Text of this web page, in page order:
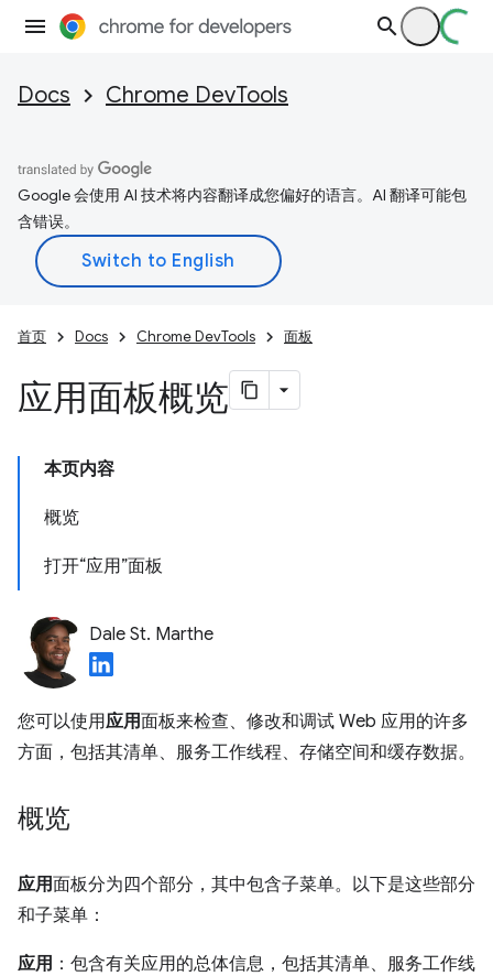
Docs Chrome DevTools
Google 会使用 AI 技术将内容翻译成您偏好的语言。AI 翻译可能包
含错误。
首页 Docs Chrome DevTools 面板
应用面板概览
本页内容
概览
打开“应用”面板
Dale St. Marthe
您可以使用应用面板来检查、修改和调试 Web 应用的许多
方面，包括其清单、服务工作线程、存储空间和缓存数据。
概览
应用面板分为四个部分，其中包含子菜单。以下是这些部分
和子菜单：
应用 ：包含有关应用的总体信息，包括其清单、服务工作线